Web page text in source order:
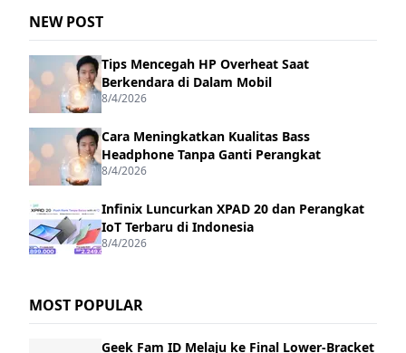
NEW POST
Tips Mencegah HP Overheat Saat
Berkendara di Dalam Mobil
8/4/2026
Cara Meningkatkan Kualitas Bass
Headphone Tanpa Ganti Perangkat
8/4/2026
Infinix Luncurkan XPAD 20 dan Perangkat
IoT Terbaru di Indonesia
8/4/2026
MOST POPULAR
Geek Fam ID Melaju ke Final Lower-Bracket